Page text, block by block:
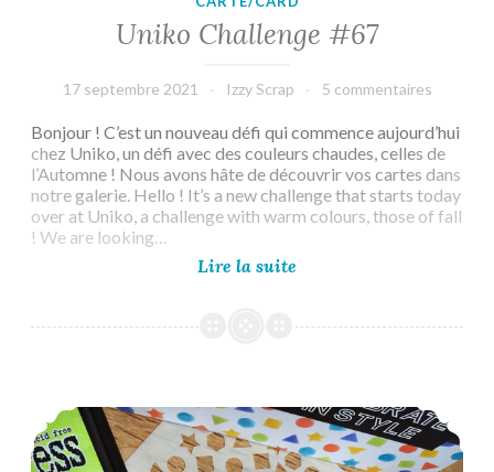
Uniko Challenge #67
17 septembre 2021 Izzy Scrap 5 commentaires
Bonjour ! C’est un nouveau défi qui commence aujourd’hui
chez Uniko, un défi avec des couleurs chaudes, celles de
l’Automne ! Nous avons hâte de découvrir vos cartes dans
notre galerie. Hello ! It’s a new challenge that starts today
over at Uniko, a challenge with warm colours, those of fall
! We are looking…
Lire la suite
Uniko June 2021 Release – Intro Day 2